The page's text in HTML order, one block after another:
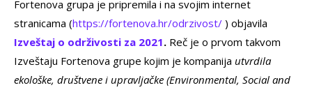
Fortenova grupa je pripremila i na svojim internet
stranicama (https://fortenova.hr/odrzivost/ ) objavila
Izveštaj o održivosti za 2021. Reč je o prvom takvom
Izveštaju Fortenova grupe kojim je kompanija utvrdila
ekološke, društvene i upravljačke (Environmental, Social and